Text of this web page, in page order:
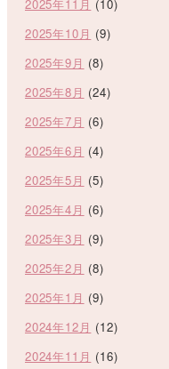
2025年11月 (10)
2025年10月 (9)
2025年9月 (8)
2025年8月 (24)
2025年7月 (6)
2025年6月 (4)
2025年5月 (5)
2025年4月 (6)
2025年3月 (9)
2025年2月 (8)
2025年1月 (9)
2024年12月 (12)
2024年11月 (16)